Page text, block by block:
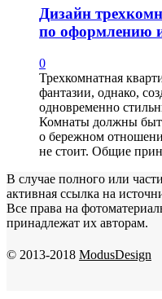
Дизайн
по оформлению
0
Трехкомнатная
фантазии, однако,
одновременно
Комнаты должны
о бережном
не стоит. Общие
В случае полного или
активная ссылка на
Все права на
принадлежат их авторам.
© 2013-2018 ModusDesign